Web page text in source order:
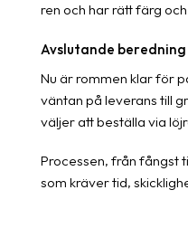
ren och har rätt färg och
Avslutande
Nu är rommen klar för
väntan på leverans till
väljer att beställa via
Processen, från fångst
som kräver tid,